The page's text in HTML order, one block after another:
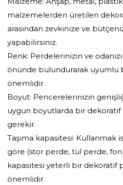
malzemelerden üretilen
arasından zevkinize ve
yapabilirsiniz.
Renk: Perdelerinizin ve
önünde bulundurarak uyumlu
önemlidir.
Boyut: Pencerelerinizin
uygun boyutlarda bir dekoratif
gerekir.
Taşıma kapasitesi:
göre (stor perde, tül perde, fon
kapasitesi yeterli bir dekoratif
önemlidir.